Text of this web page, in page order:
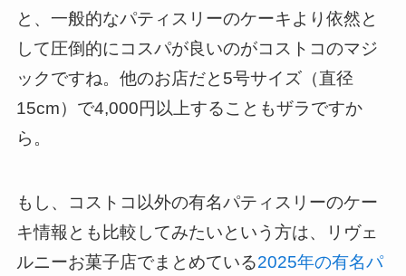
と、一般的なパティスリーのケーキより依然と
して圧倒的にコスパが良いのがコストコのマジ
ックですね。他のお店だと5号サイズ（直径
15cm）で4,000円以上することもザラですか
ら。
もし、コストコ以外の有名パティスリーのケー
キ情報とも比較してみたいという方は、リヴェ
ルニーお菓子店でまとめている2025年の有名パ